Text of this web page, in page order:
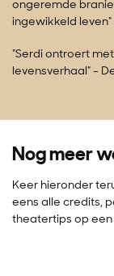
ongeremde
ingewikkeld
“Serdi ontroert
levensverhaal" -
Nog meer
Keer hieronder
eens alle credits,
theatertips op een